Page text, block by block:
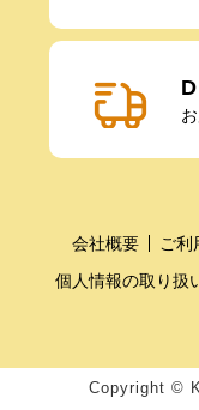
会社概要 ご利
個人情報の取り扱
Copyright ©